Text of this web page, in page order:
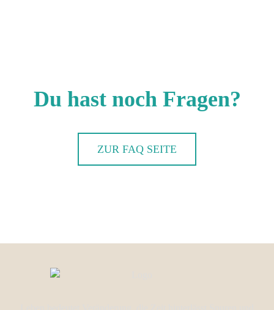
Du hast noch Fragen?
ZUR FAQ SEITE